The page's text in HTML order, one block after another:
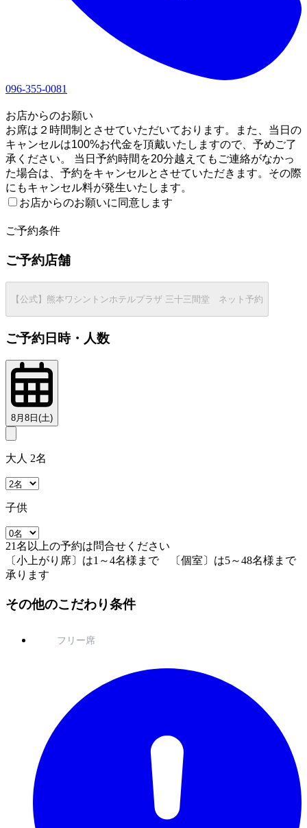
096-355-0081
お店からのお願い
お席は２時間制とさせていただいております。また、当日の
キャンセルは100%お代金を頂戴いたしますので、予めご了
承ください。 当日予約時間を20分越えてもご連絡がなかっ
た場合は、予約をキャンセルとさせていただきます。その際
にもキャンセル料が発生いたします。
お店からのお願いに同意します
ご予約条件
ご予約店舗
【公式】熊本ワシントンホテルプラザ 三十三間堂 ネット予約
ご予約日時・人数
8月8日(土)
大人 2名
子供
21名以上の予約は問合せください
〔小上がり席〕は1～4名様まで 〔個室〕は5～48名様まで
承ります
その他のこだわり条件
フリー席